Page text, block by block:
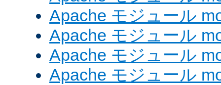
Apache モジュール
Apache モジュール
Apache モジュール
Apache モジュール